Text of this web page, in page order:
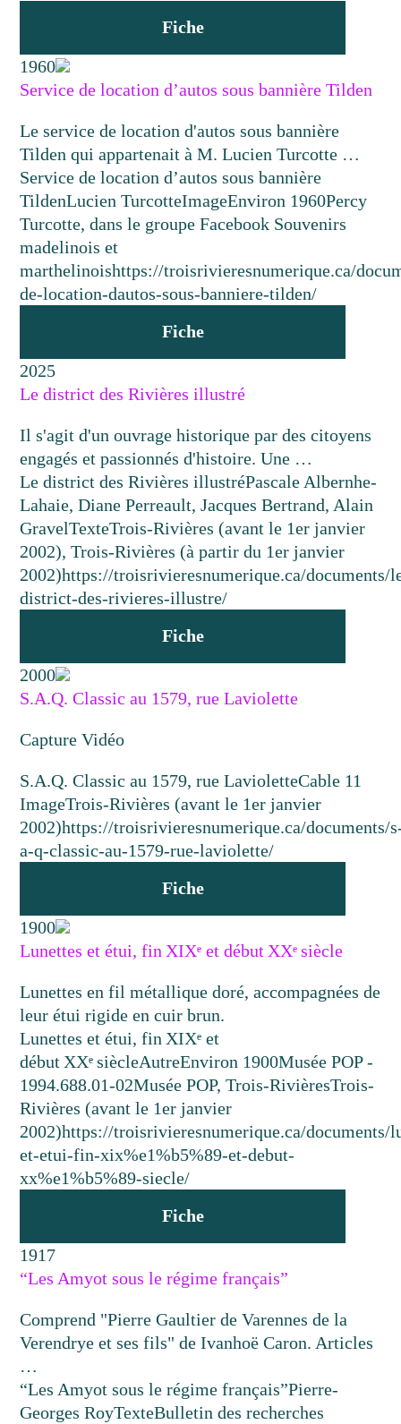
Fiche
1960
Service de location d’autos sous bannière Tilden
Le service de location d'autos sous bannière
Tilden qui appartenait à M. Lucien Turcotte …
Service de location d’autos sous bannière
TildenLucien TurcotteImageEnviron 1960Percy
Turcotte, dans le groupe Facebook Souvenirs
madelinois et
marthelinoishttps://troisrivieresnumerique.ca/
de-location-dautos-sous-banniere-tilden/
Fiche
2025
Le district des Rivières illustré
Il s'agit d'un ouvrage historique par des citoyens
engagés et passionnés d'histoire. Une …
Le district des Rivières illustréPascale Albernhe-
Lahaie, Diane Perreault, Jacques Bertrand, Alain
GravelTexteTrois-Rivières (avant le 1er janvier
2002), Trois-Rivières (à partir du 1er janvier
2002)https://troisrivieresnumerique.ca/documents/
district-des-rivieres-illustre/
Fiche
2000
S.A.Q. Classic au 1579, rue Laviolette
Capture Vidéo
S.A.Q. Classic au 1579, rue LavioletteCable 11
ImageTrois-Rivières (avant le 1er janvier
2002)https://troisrivieresnumerique.ca/documents/
a-q-classic-au-1579-rue-laviolette/
Fiche
1900
Lunettes et étui, fin XIXᵉ et début XXᵉ siècle
Lunettes en fil métallique doré, accompagnées de
leur étui rigide en cuir brun.
Lunettes et étui, fin XIXᵉ et
début XXᵉ siècleAutreEnviron 1900Musée POP -
1994.688.01-02Musée POP, Trois-RivièresTrois-
Rivières (avant le 1er janvier
2002)https://troisrivieresnumerique.ca/documents/
et-etui-fin-xix%e1%b5%89-et-debut-
xx%e1%b5%89-siecle/
Fiche
1917
“Les Amyot sous le régime français”
Comprend "Pierre Gaultier de Varennes de la
Verendrye et ses fils" de Ivanhoë Caron. Articles
…
“Les Amyot sous le régime français”Pierre-
Georges RoyTexteBulletin des recherches